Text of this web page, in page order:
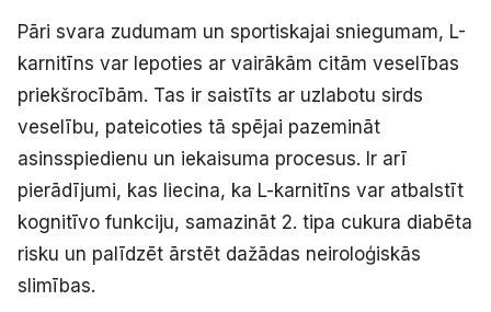
Pāri svara zudumam un sportiskajai sniegumam, L-
karnitīns var lepoties ar vairākām citām veselības
priekšrocībām. Tas ir saistīts ar uzlabotu sirds
veselību, pateicoties tā spējai pazemināt
asinsspiedienu un iekaisuma procesus. Ir arī
pierādījumi, kas liecina, ka L-karnitīns var atbalstīt
kognitīvo funkciju, samazināt 2. tipa cukura diabēta
risku un palīdzēt ārstēt dažādas neiroloģiskās
slimības.